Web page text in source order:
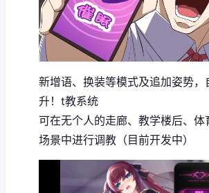
新增语、换装等模式及追加姿势，
升！t教系统
可在无个人的走廊、教学楼后、体
场景中进行调教（目前开发中）